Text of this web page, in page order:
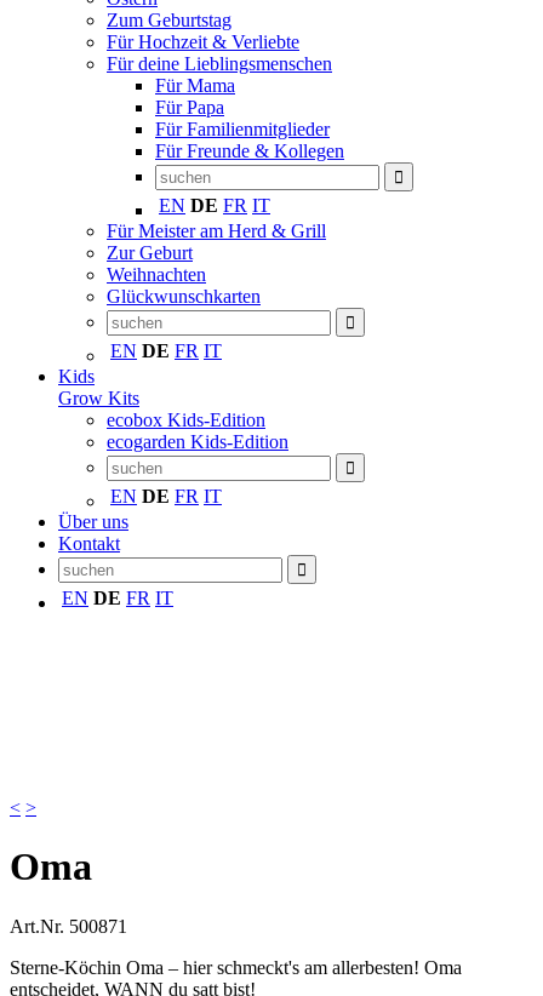
Zum Geburtstag
Für Hochzeit & Verliebte
Für deine Lieblingsmenschen
Für Mama
Für Papa
Für Familienmitglieder
Für Freunde & Kollegen
EN DE FR IT
Für Meister am Herd & Grill
Zur Geburt
Weihnachten
Glückwunschkarten
EN DE FR IT
Kids
Grow Kits
ecobox Kids-Edition
ecogarden Kids-Edition
EN DE FR IT
Über uns
Kontakt
EN DE FR IT
< >
Oma
Art.Nr. 500871
Sterne-Köchin Oma – hier schmeckt's am allerbesten! Oma
entscheidet, WANN du satt bist!